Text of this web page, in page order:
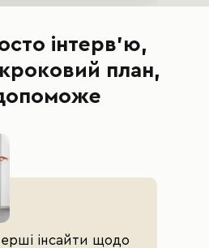
інтерв’ю,
план,
інсайти щодо